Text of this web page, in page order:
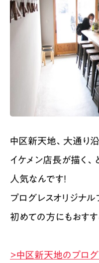
中区新天地、大通り
イケメン店長が描く、
人気なんです！
プログレスオリジナル
初めての方にもおすす
>中区新天地のプロ